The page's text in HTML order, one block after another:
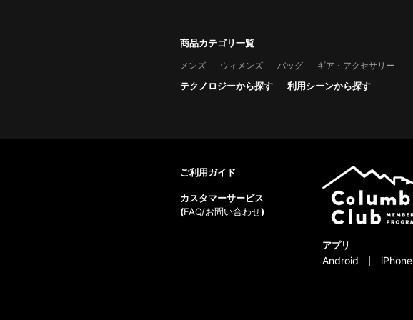
商品カテゴリ一覧
メンズ ウィメンズ バッグ ギア・アクセサリー
テクノロジーから探す 利用シーンから探す
ご利用ガイド
カスタマーサービス
(FAQ/お問い合わせ)
アプリ
Android iPhone